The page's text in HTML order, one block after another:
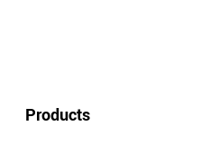
Products